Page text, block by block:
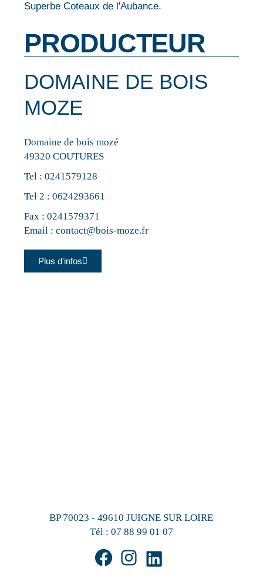
Superbe Coteaux de l'Aubance.
PRODUCTEUR
DOMAINE DE BOIS
MOZE
Domaine de bois mozé
49320 COUTURES
Tel :0241579128
Tel 2 :0624293661
Fax : 0241579371
Email :contact@bois-moze.fr
Plus d'infos
BP 70023 - 49610 JUIGNE SUR LOIRE
Tél : 07 88 99 01 07